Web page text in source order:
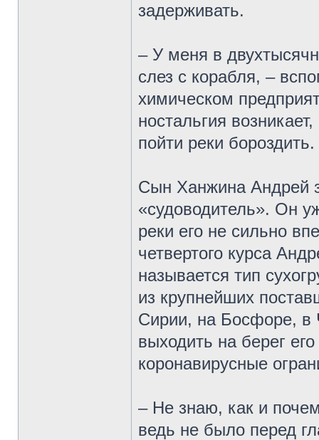
задерживать.
– У меня в
слез с корабля, –
химическом
ностальгия
пойти реки бороздить.
Сын Ханжина Андрей
«судоводитель». Он
реки его не сильно
четвертого курса
называется тип
из крупнейших
Сирии, на Босфоре,
выходить на берег
коронавирусные
– Не знаю, как и
ведь не было перед